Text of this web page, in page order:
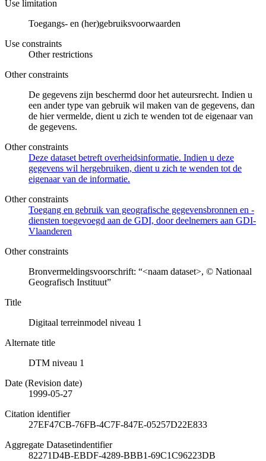
Use limitation
Toegangs- en (her)gebruiksvoorwaarden
Use constraints
Other restrictions
Other constraints
De gegevens zijn beschermd door het auteursrecht. Indien u
een ander type van gebruik wil maken van de gegevens, dan
de hier vermelde, dient u zich te wenden tot de eigenaar van
de gegevens.
Other constraints
Deze dataset betreft overheidsinformatie. Indien u deze
gegevens wil hergebruiken, dient u zich te wenden tot de
eigenaar van de informatie.
Other constraints
Toegang en gebruik van geografische gegevensbronnen en -
diensten toegevoegd aan de GDI, door deelnemers aan GDI-
Vlaanderen
Other constraints
Bronvermeldingsvoorschrift: “<naam dataset>, © Nationaal
Geografisch Instituut”
Title
Digitaal terreinmodel niveau 1
Alternate title
DTM niveau 1
Date (Revision date)
1999-05-27
Citation identifier
27EF47CB-76FB-4C7F-847E-05257D22E833
Aggregate Datasetindentifier
82271D4B-EBDF-4289-BBB1-69C1C96223DB